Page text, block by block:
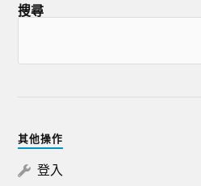
搜尋
其他操作
登入